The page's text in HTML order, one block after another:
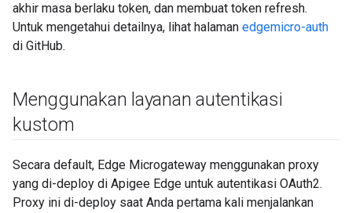
akhir masa berlaku token, dan membuat token refresh.
Untuk mengetahui detailnya, lihat halaman edgemicro-auth
di GitHub.
Menggunakan layanan autentikasi
kustom
Secara default, Edge Microgateway menggunakan proxy
yang di-deploy di Apigee Edge untuk autentikasi OAuth2.
Proxy ini di-deploy saat Anda pertama kali menjalankan